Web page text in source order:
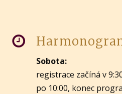
Sobota:
registrace začíná v
po 10:00, konec